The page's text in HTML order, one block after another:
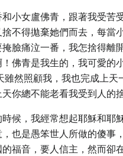
小女盧佛青，跟著我受苦
不得拋棄她們而去，每當
臉痛泣一番，我怎捨得離
佛青是我生的，我可愛的
雖然照顧我，我也完成上天
你總不能老看我受到人的
候，我經常想起耶穌和耶
也是愚笨世人所做的傻事
福音，要人信主，然而卻